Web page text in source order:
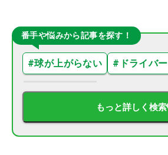
番手や悩みから記事を探す！
#球が上がらない # ドライバー
もっと詳しく検索